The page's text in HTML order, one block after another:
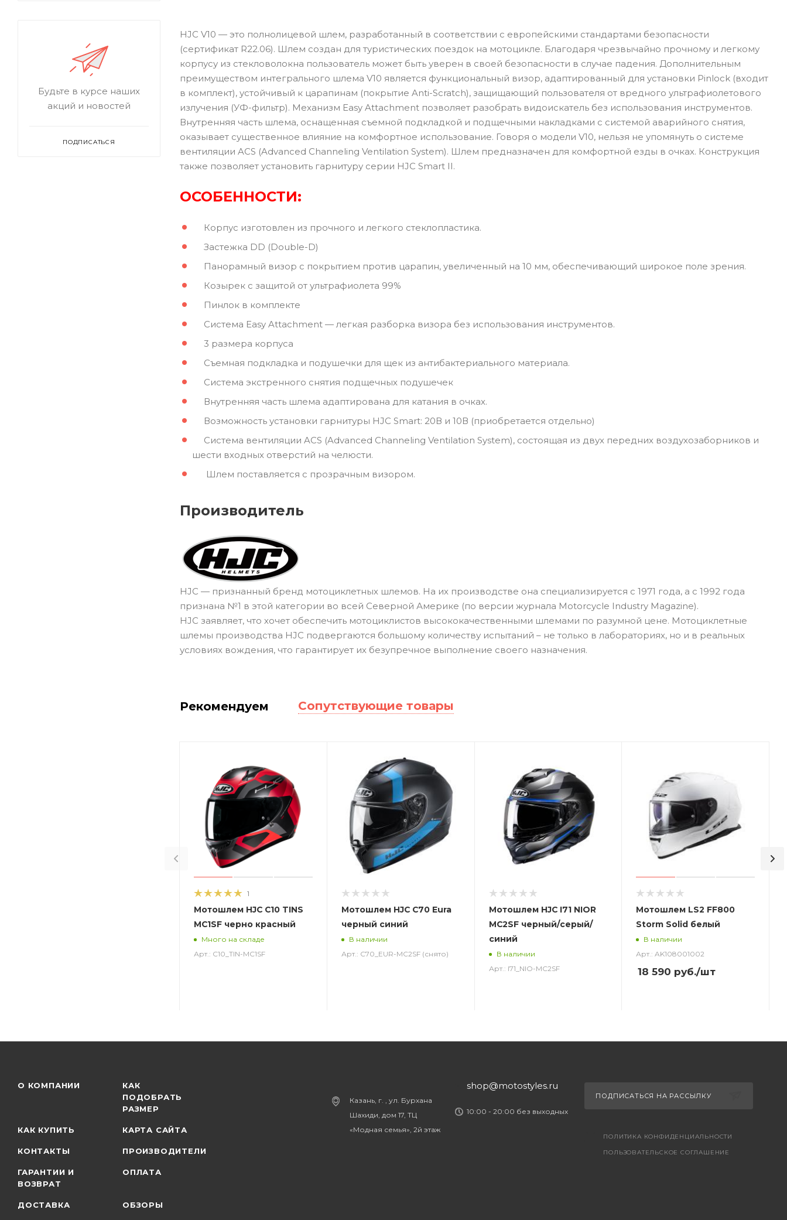
HJC V10 — это полнолицевой шлем, разработанный в соответствии с европейскими стандартами безопасности
(сертификат R22.06). Шлем создан для туристических поездок на мотоцикле. Благодаря чрезвычайно прочному и легкому
корпусу из стекловолокна пользователь может быть уверен в своей безопасности в случае падения. Дополнительным
преимуществом интегрального шлема V10 является функциональный визор, адаптированный для установки Pinlock (входит
в комплект), устойчивый к царапинам (покрытие Anti-Scratch), защищающий пользователя от вредного ультрафиолетового
излучения (УФ-фильтр). Механизм Easy Attachment позволяет разобрать видоискатель без использования инструментов.
Внутренняя часть шлема, оснащенная съемной подкладкой и подщечными накладками с системой аварийного снятия,
оказывает существенное влияние на комфортное использование. Говоря о модели V10, нельзя не упомянуть о системе
вентиляции ACS (Advanced Channeling Ventilation System). Шлем предназначен для комфортной езды в очках. Конструкция
также позволяет установить гарнитуру серии HJC Smart II.
ОСОБЕННОСТИ:
Корпус изготовлен из прочного и легкого стеклопластика.
Застежка DD (Double-D)
Панорамный визор с покрытием против царапин, увеличенный на 10 мм, обеспечивающий широкое поле зрения.
Козырек с защитой от ультрафиолета 99%
Пинлок в комплекте
Система Easy Attachment — легкая разборка визора без использования инструментов.
3 размера корпуса
Съемная подкладка и подушечки для щек из антибактериального материала.
Система экстренного снятия подщечных подушечек
Внутренняя часть шлема адаптирована для катания в очках.
Возможность установки гарнитуры HJC Smart: 20В и 10В (приобретается отдельно)
Система вентиляции ACS (Advanced Channeling Ventilation System), состоящая из двух передних воздухозаборников и
шести входных отверстий на челюсти.
Шлем поставляется с прозрачным визором.
Производитель
HJC — признанный бренд мотоциклетных шлемов. На их производстве она специализируется с 1971 года, а с 1992 года
признана №1 в этой категории во всей Северной Америке (по версии журнала Motorcycle Industry Magazine).
HJC заявляет, что хочет обеспечить мотоциклистов высококачественными шлемами по разумной цене. Мотоциклетные
шлемы производства HJC подвергаются большому количеству испытаний – не только в лабораториях, но и в реальных
условиях вождения, что гарантирует их безупречное выполнение своего назначения.
Рекомендуем Сопутствующие товары
1
Мотошлем HJC C10 TINS
MC1SF черно красный
Много на складе
Арт.: C10_TIN-MC1SF
Мотошлем HJC C70 Eura
черный синий
В наличии
Арт.: C70_EUR-MC2SF (снято)
Мотошлем HJC I71 NIOR
MC2SF черный/серый/
синий
В наличии
Арт.: I71_NIO-MC2SF
Мотошлем LS2 FF800
Storm Solid белый
В наличии
Арт.: AK108001002
18 590 руб./шт
Будьте в курсе наших
акций и новостей
ПОДПИСАТЬСЯ
О КОМПАНИИ
КАК
ПОДОБРАТЬ
РАЗМЕР
КАК КУПИТЬ КАРТА САЙТА
КОНТАКТЫ ПРОИЗВОДИТЕЛИ
ГАРАНТИИ И
ВОЗВРАТ
ОПЛАТА
ДОСТАВКА ОБЗОРЫ
Казань, г. , ул. Бурхана
Шахиди, дом 17, ТЦ
«Модная семья», 2й этаж
shop@motostyles.ru
10:00 - 20:00 без выходных
ПОДПИСАТЬСЯ НА РАССЫЛКУ
ПОЛИТИКА КОНФИДЕНЦИАЛЬНОСТИ
ПОЛЬЗОВАТЕЛЬСКОЕ СОГЛАШЕНИЕ